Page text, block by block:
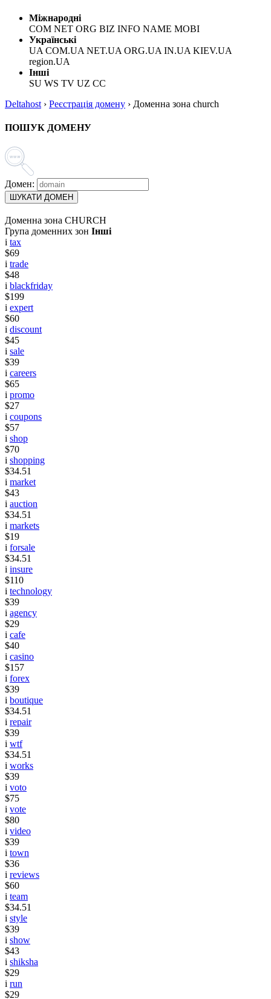
Міжнародні
COM NET ORG BIZ INFO NAME MOBI
Українські
UA COM.UA NET.UA ORG.UA IN.UA KIEV.UA
region.UA
Інші
SU WS TV UZ CC
Deltahost › Реєстрація домену › Доменна зона church
ПОШУК ДОМЕНУ
Домен:
ШУКАТИ ДОМЕН
Доменна зона CHURCH
Група доменних зон Інші
i tax
$69
i trade
$48
i blackfriday
$199
i expert
$60
i discount
$45
i sale
$39
i careers
$65
i promo
$27
i coupons
$57
i shop
$70
i shopping
$34.51
i market
$43
i auction
$34.51
i markets
$19
i forsale
$34.51
i insure
$110
i technology
$39
i agency
$29
i cafe
$40
i casino
$157
i forex
$39
i boutique
$34.51
i repair
$39
i wtf
$34.51
i works
$39
i voto
$75
i vote
$80
i video
$39
i town
$36
i reviews
$60
i team
$34.51
i style
$39
i show
$43
i shiksha
$29
i run
$29